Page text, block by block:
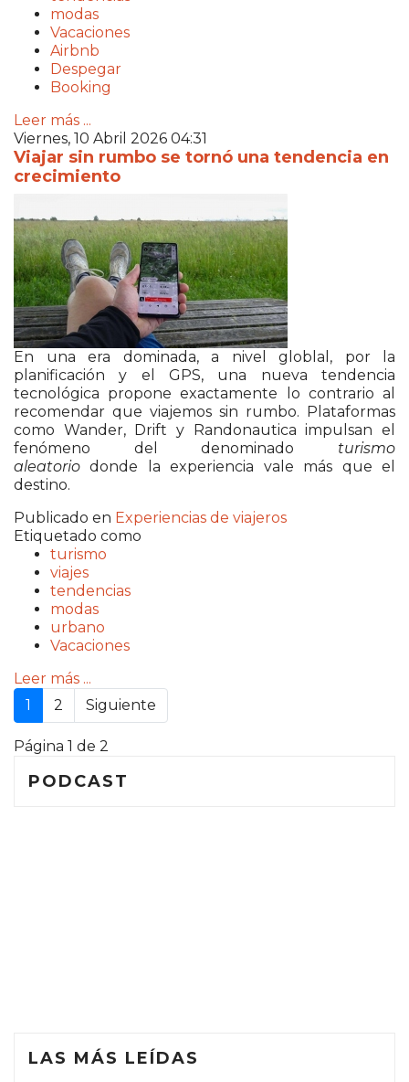
modas
Vacaciones
Airbnb
Despegar
Booking
Leer más ...
Viernes, 10 Abril 2026 04:31
Viajar sin rumbo se tornó una tendencia en
crecimiento
En una era dominada, a nivel globlal, por la
planificación y el GPS, una nueva tendencia
tecnológica propone exactamente lo contrario al
recomendar que viajemos sin rumbo. Plataformas
como Wander, Drift y Randonautica impulsan el
fenómeno del denominado turismo
aleatorio donde la experiencia vale más que el
destino.
Publicado en Experiencias de viajeros
Etiquetado como
turismo
viajes
tendencias
modas
urbano
Vacaciones
Leer más ...
1
2 Siguiente
Página 1 de 2
PODCAST
LAS MÁS LEÍDAS